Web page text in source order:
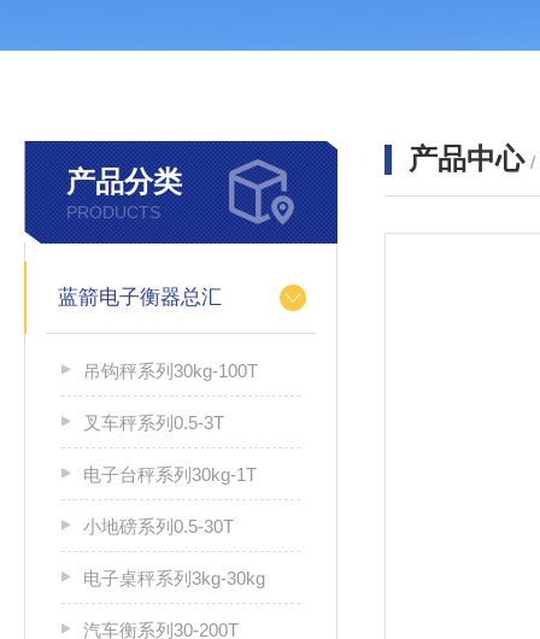
产品分类
PRODUCTS
蓝箭电子衡器总汇
吊钩秤系列30kg-100T
叉车秤系列0.5-3T
电子台秤系列30kg-1T
小地磅系列0.5-30T
电子桌秤系列3kg-30kg
汽车衡系列30-200T
产品中心 /